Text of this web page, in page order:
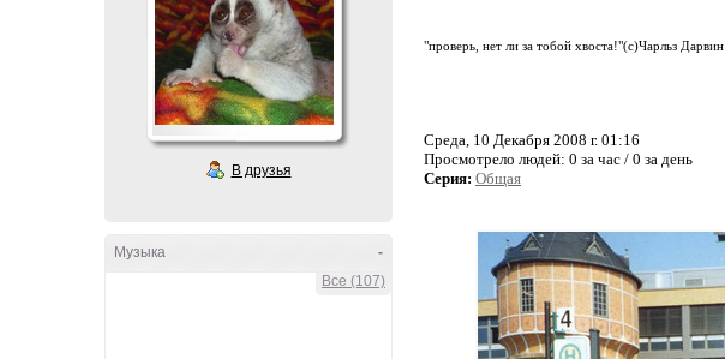
В друзья
-
Музыка
Все (107)
"проверь, нет ли за тобой хвоста!"(с)Чарльз Дарвин
Среда, 10 Декабря 2008 г. 01:16
Просмотрело людей: 0 за час / 0 за день
Серия: Общая